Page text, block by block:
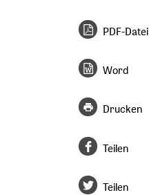
PDF-Datei
Word
Drucken
Teilen
Teilen